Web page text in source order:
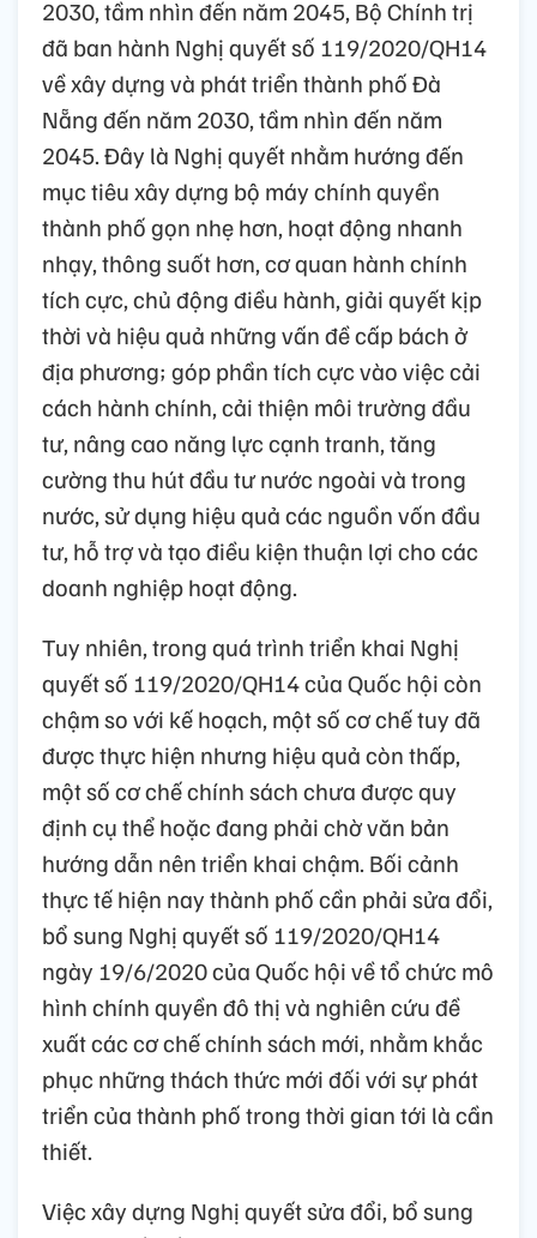
2030, tầm nhìn đến năm 2045, Bộ Chính trị
đã ban hành Nghị quyết số 119/2020/QH14
về xây dựng và phát triển thành phố Đà
Nẵng đến năm 2030, tầm nhìn đến năm
2045. Đây là Nghị quyết nhằm hướng đến
mục tiêu xây dựng bộ máy chính quyền
thành phố gọn nhẹ hơn, hoạt động nhanh
nhạy, thông suốt hơn, cơ quan hành chính
tích cực, chủ động điều hành, giải quyết kịp
thời và hiệu quả những vấn đề cấp bách ở
địa phương; góp phần tích cực vào việc cải
cách hành chính, cải thiện môi trường đầu
tư, nâng cao năng lực cạnh tranh, tăng
cường thu hút đầu tư nước ngoài và trong
nước, sử dụng hiệu quả các nguồn vốn đầu
tư, hỗ trợ và tạo điều kiện thuận lợi cho các
doanh nghiệp hoạt động.
Tuy nhiên, trong quá trình triển khai Nghị
quyết số 119/2020/QH14 của Quốc hội còn
chậm so với kế hoạch, một số cơ chế tuy đã
được thực hiện nhưng hiệu quả còn thấp,
một số cơ chế chính sách chưa được quy
định cụ thể hoặc đang phải chờ văn bản
hướng dẫn nên triển khai chậm. Bối cảnh
thực tế hiện nay thành phố cần phải sửa đổi,
bổ sung Nghị quyết số 119/2020/QH14
ngày 19/6/2020 của Quốc hội về tổ chức mô
hình chính quyền đô thị và nghiên cứu đề
xuất các cơ chế chính sách mới, nhằm khắc
phục những thách thức mới đối với sự phát
triển của thành phố trong thời gian tới là cần
thiết.
Việc xây dựng Nghị quyết sửa đổi, bổ sung